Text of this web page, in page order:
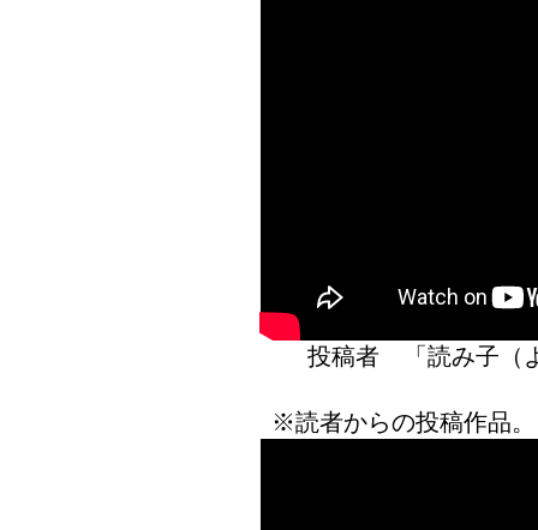
投稿者 「読み子
※読者からの投稿作品